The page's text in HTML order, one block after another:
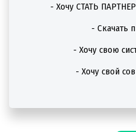
- Хочу СТАТЬ
- Скачать
- Хочу свою
- Хочу свой